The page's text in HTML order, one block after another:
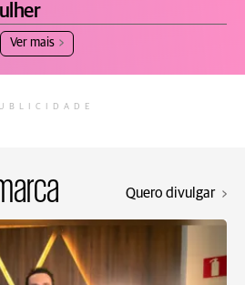
Ver mais
Quero divulgar